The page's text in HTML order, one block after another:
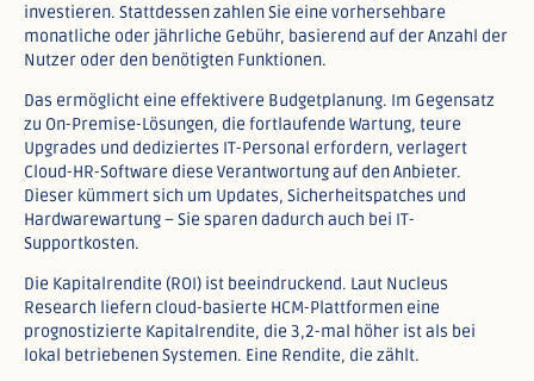
investieren. Stattdessen zahlen Sie eine vorhersehbare
monatliche oder jährliche Gebühr, basierend auf der Anzahl der
Nutzer oder den benötigten Funktionen.​
Das ermöglicht eine effektivere Budgetplanung. Im Gegensatz
zu On-Premise-Lösungen, die fortlaufende Wartung, teure
Upgrades und dediziertes IT-Personal erfordern, verlagert
Cloud-HR-Software diese Verantwortung auf den Anbieter.
Dieser kümmert sich um Updates, Sicherheitspatches und
Hardwarewartung – Sie sparen dadurch auch bei IT-
Supportkosten.​
Die Kapitalrendite (ROI) ist beeindruckend. Laut Nucleus
Research liefern cloud-basierte HCM-Plattformen eine
prognostizierte Kapitalrendite, die 3,2-mal höher ist als bei
lokal betriebenen Systemen. Eine Rendite, die zählt.​